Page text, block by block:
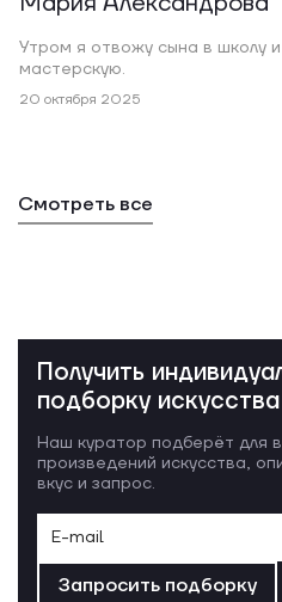
Утром я отвожу сына в школу
мастерскую.
20 октября 2025
Смотреть все
Получить
подборку искусства
Наш куратор подберёт для
произведений искусства,
вкус и запрос.
Запросить подборку